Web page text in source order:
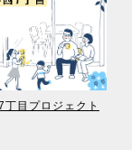
等に関する金融機
管理業者。
約の重要事項説
の振込先金融機
は、信用情報機
丁目プロジェクト